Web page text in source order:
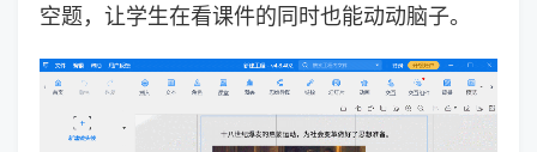
空题，让学生在看课件的同时也能动动脑子。